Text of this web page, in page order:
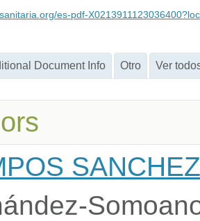
es-pdf-
Document Info Otro Ver